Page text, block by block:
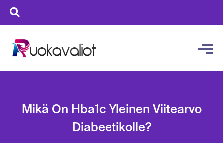
Mikä On Hba1c Yleinen Viitearvo
Diabeetikolle?